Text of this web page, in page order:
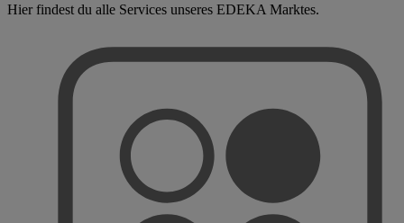
Hier findest du alle Services unseres EDEKA Marktes.